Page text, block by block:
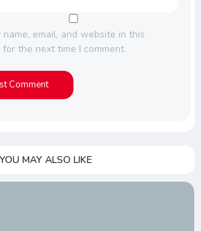
name, email, and website in this
the next time I comment.
YOU MAY ALSO LIKE